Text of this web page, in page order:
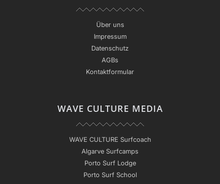
Über uns
Impressum
Datenschutz
AGBs
Kontaktformular
WAVE CULTURE MEDIA
WAVE CULTURE Surfcoach
Algarve Surfcamps
Porto Surf Lodge
Porto Surf School